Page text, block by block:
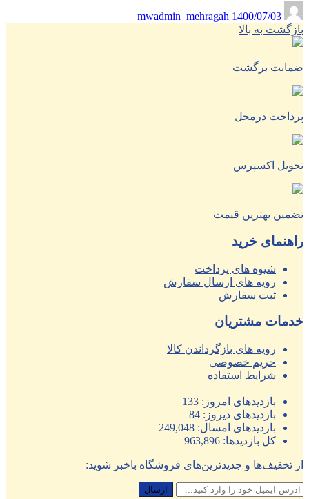
1400/07/03
بازگشت به بالا
ضمانت برگشت
پرداخت درمحل
تحویل اکسپرس
تضمین بهترین قیمت
راهنمای خرید
شیوه های پرداخت
رویه های ارسال سفارش
ثبت سفارش
خدمات مشتریان
رویه های بازگرداندن کالا
حریم خصوصی
شرایط استفاده
بازدیدهای امروز: 133
بازدیدهای دیروز: 84
بازدیدهای امسال: 249,048
کل بازدیدها: 963,896
از تخفیف‌ها و جدیدترین‌های فروشگاه باخبر شوید: